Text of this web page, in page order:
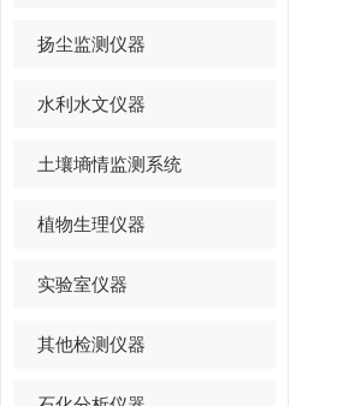
扬尘监测仪器
水利水文仪器
土壤墒情监测系统
植物生理仪器
实验室仪器
其他检测仪器